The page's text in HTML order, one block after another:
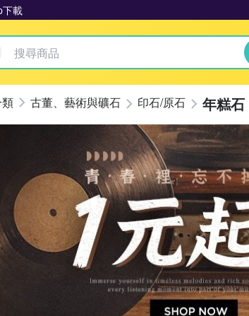
下載
古董、藝術與礦石 印石/原石 年糕石